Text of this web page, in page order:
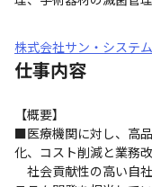
株式会社サン・システ
仕事内容
【概要】
■医療機関に対し、高
化、コスト削減と業務
社会貢献性の高い自